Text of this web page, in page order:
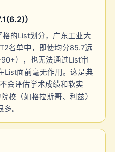
）
的List划分，广东工业大
名单中，即使均分85.7远
），也无法通过List审
List面前毫无作用。这是典
会评估学术成绩和软实
校（如格拉斯哥、利兹）
。